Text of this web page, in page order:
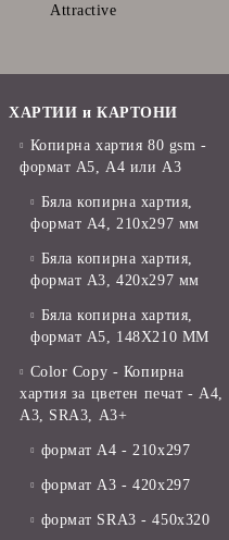
Attractive
ХАРТИИ и КАРТОНИ
Копирна хартия 80 gsm -
формат А5, А4 или А3
Бяла копирна хартия,
формат А4, 210x297 мм
Бяла копирна хартия,
формат А3, 420x297 мм
Бяла копирна хартия,
формат А5, 148X210 ММ
Color Copy - Копирна
хартия за цветен печат - А4,
А3, SRA3, А3+
формат А4 - 210x297
формат А3 - 420x297
формат SRA3 - 450x320